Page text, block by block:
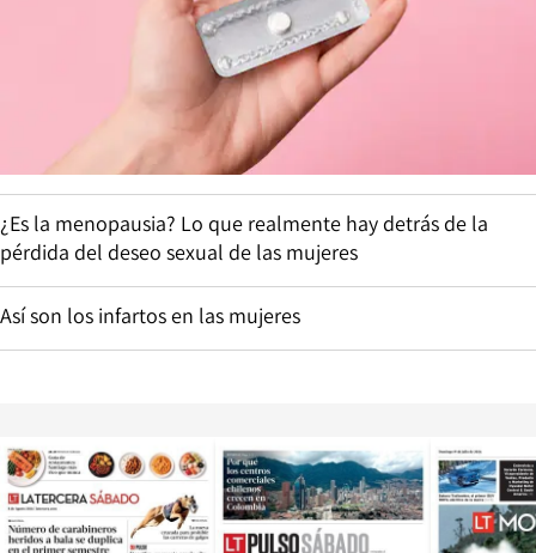
¿Es la menopausia? Lo que realmente hay detrás de la
pérdida del deseo sexual de las mujeres
Así son los infartos en las mujeres
Opens in new window Opens in